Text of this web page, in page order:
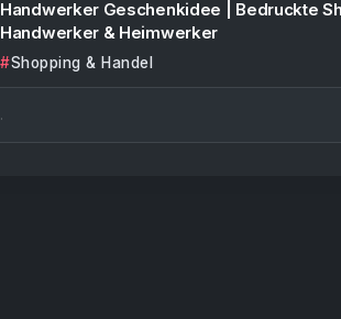
Handwerker Geschenkidee | Bedruckte
Handwerker & Heimwerker
Shopping & Handel